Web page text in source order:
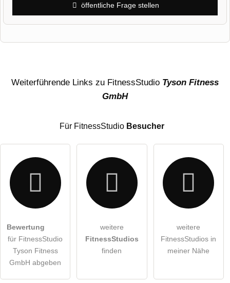
öffentliche Frage stellen
DieDatenschutzerklärunghabe ich zur Kenntnis genommen.
öffentliche Frage stellen
Weiterführende Links zu FitnessStudio Tyson Fitness
GmbH
Für FitnessStudio Besucher
Bewertung
für FitnessStudio
Tyson Fitness
GmbH abgeben
weitere
FitnessStudios
finden
weitere
FitnessStudios in
meiner Nähe